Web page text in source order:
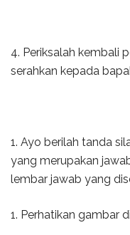
4. Periksalah kembali
serahkan kepada
1. Ayo berilah tanda
yang merupakan
lembar jawab yang
1. Perhatikan gambar